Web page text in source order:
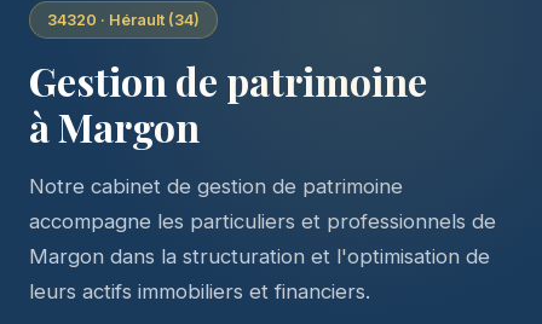
34320 · Hérault (34)
Gestion de patrimoine
à Margon
Notre cabinet de gestion de patrimoine
accompagne les particuliers et professionnels de
Margon dans la structuration et l'optimisation de
leurs actifs immobiliers et financiers.